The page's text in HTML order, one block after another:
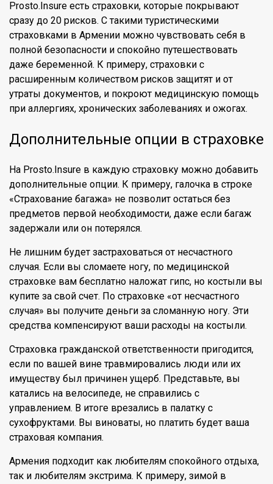
Prosto.Insure есть страховки, которые покрывают
сразу до 20 рисков. С такими туристическими
страховками в Армении можно чувствовать себя в
полной безопасности и спокойно путешествовать
даже беременной. К примеру, страховки с
расширенным количеством рисков защитят и от
утраты документов, и покроют медицинскую помощь
при аллергиях, хронических заболеваниях и ожогах.
Дополнительные опции в страховке
На Prosto.Insure в каждую страховку можно добавить
дополнительные опции. К примеру, галочка в строке
«Страхование багажа» не позволит остаться без
предметов первой необходимости, даже если багаж
задержали или он потерялся.
Не лишним будет застраховаться от несчастного
случая. Если вы сломаете ногу, по медицинской
страховке вам бесплатно наложат гипс, но костыли вы
купите за свой счет. По страховке «от несчастного
случая» вы получите деньги за сломанную ногу. Эти
средства компенсируют ваши расходы на костыли.
Страховка гражданской ответственности пригодится,
если по вашей вине травмировались люди или их
имуществу был причинен ущерб. Представьте, вы
катались на велосипеде, не справились с
управлением. В итоге врезались в палатку с
сухофруктами. Вы виноваты, но платить будет ваша
страховая компания.
Армения подходит как любителям спокойного отдыха,
так и любителям экстрима. К примеру, зимой в